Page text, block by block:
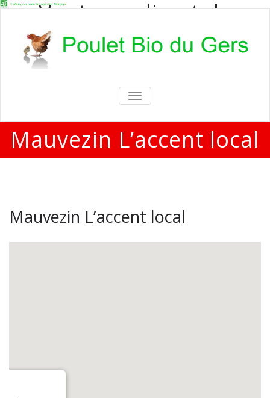
Vente en direct de
poulets bio
Vente en direct de poulets bio aux
particuliers et professionnels
TOGGLE
NAVIGATION
Mauvezin L’accent local
Mauvezin L’accent local